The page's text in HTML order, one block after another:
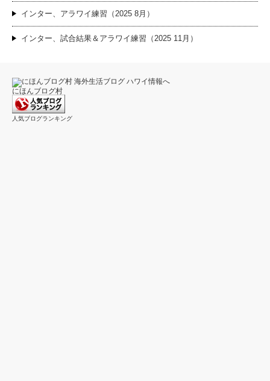
インター、アラワイ練習（2025 8月）
インター、試合結果＆アラワイ練習（2025 11月）
にほんブログ村
人気ブログランキング